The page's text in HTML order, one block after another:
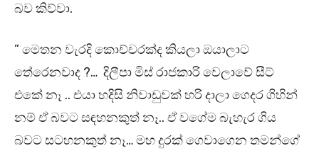
බව කිව්වා.
” මෙතන වැරදි කොච්චරක්ද කියලා ඔයාලාට
තේරෙනවාද ?… දිලීපා මිස් රාජකාරි වෙලාවේ සීට්
එකේ නෑ .. එයා හදිසි නිවාඩුවක් හරි දාලා ගෙදර ගිහින්
නම් ඒ බවට සඳහනකුත් නෑ.. ඒ වගේම බැහැර ගිය
බවට සටහනකුත් නෑ… මහ දුරක් ගෙවාගෙන තමන්ගේ